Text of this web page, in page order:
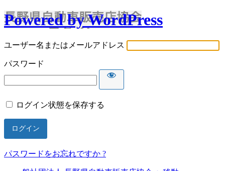
Powered by WordPress
ユーザー名またはメールアドレス
パスワード
ログイン状態を保存する
パスワードをお忘れですか ?